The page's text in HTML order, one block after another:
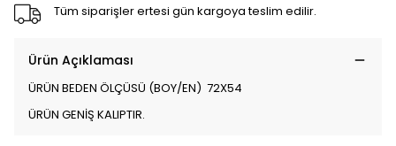
Tüm siparişler ertesi gün kargoya teslim edilir.
Ürün Açıklaması
ÜRÜN BEDEN ÖLÇÜSÜ (BOY/EN) 72X54
ÜRÜN GENİŞ KALIPTIR.